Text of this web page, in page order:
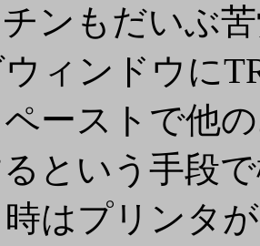
ンもだいぶ
ィンドウに
ーストで他
という手段
はプリンタ